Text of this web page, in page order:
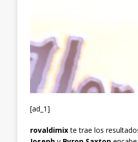
[ad_1]
rovaldimixte trae los